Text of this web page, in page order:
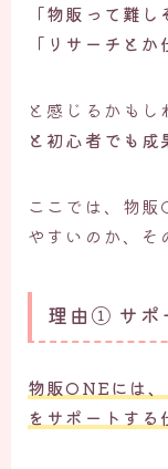
「物販って難し
「リサーチと
と感じるかもし
と初心者でも
ここでは、物
やすいのか、そ
理由① サポ
物販ONEには、
をサポートする